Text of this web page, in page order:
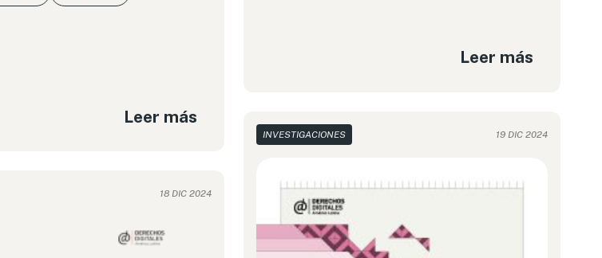
Leer más
Leer más
INVESTIGACIONES 19 DIC 2024
18 DIC 2024